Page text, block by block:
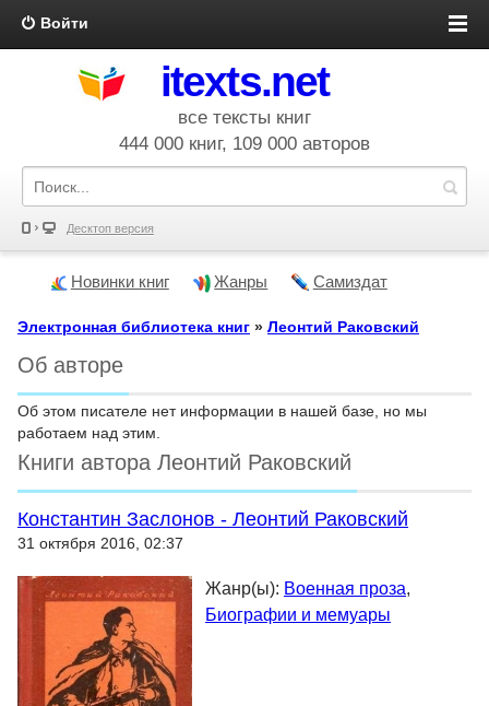
Войти
itexts.net
все тексты книг
444 000 книг, 109 000 авторов
Десктоп версия
Новинки книг Жанры Самиздат
Электронная библиотека книг » Леонтий Раковский
Об авторе
Об этом писателе нет информации в нашей базе, но мы
работаем над этим.
Книги автора Леонтий Раковский
Константин Заслонов - Леонтий Раковский
31 октября 2016, 02:37
Жанр(ы): Военная проза,
Биографии и мемуары